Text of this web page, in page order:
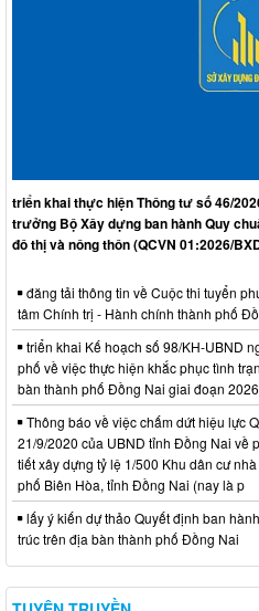
triển khai thực hiện Thông tư số 46/
trưởng Bộ Xây dựng ban hành Quy
đô thị và nông thôn (QCVN 01:2026/
đăng tải thông tin về Cuộc thi tuyển
tâm Chính trị - Hành chính thành phố
triển khai Kế hoạch số 98/KH-UBND
phố về việc thực hiện khắc phục tình
bàn thành phố Đồng Nai giai đoạn
Thông báo về việc chấm dứt hiệu lực
21/9/2020 của UBND tỉnh Đồng Nai về
tiết xây dựng tỷ lệ 1/500 Khu dân cư
phố Biên Hòa, tỉnh Đồng Nai (nay là p
lấy ý kiến dự thảo Quyết định ban
trúc trên địa bàn thành phố Đồng Nai